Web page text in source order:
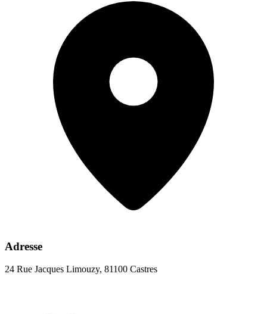
Adresse
24 Rue Jacques Limouzy, 81100 Castres